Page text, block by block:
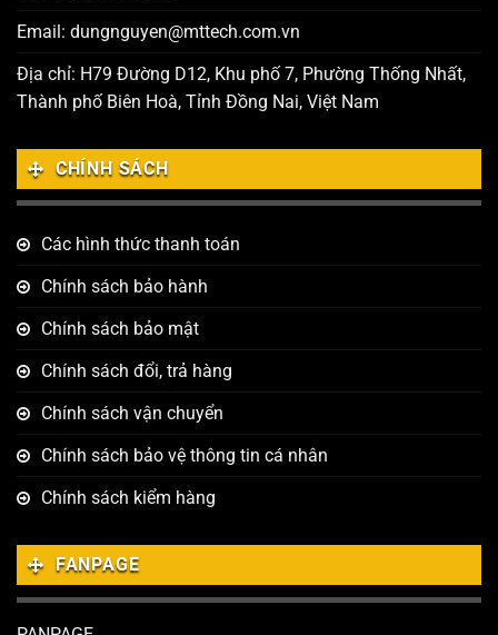
Email: dungnguyen@mttech.com.vn
Địa chỉ: H79 Đường D12, Khu phố 7, Phường Thống Nhất,
Thành phố Biên Hoà, Tỉnh Đồng Nai, Việt Nam
CHÍNH SÁCH
Các hình thức thanh toán
Chính sách bảo hành
Chính sách bảo mật
Chính sách đổi, trả hàng
Chính sách vận chuyển
Chính sách bảo vệ thông tin cá nhân
Chính sách kiểm hàng
FANPAGE